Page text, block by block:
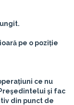
pe o poziție
ce nu
şi fac
din punct de